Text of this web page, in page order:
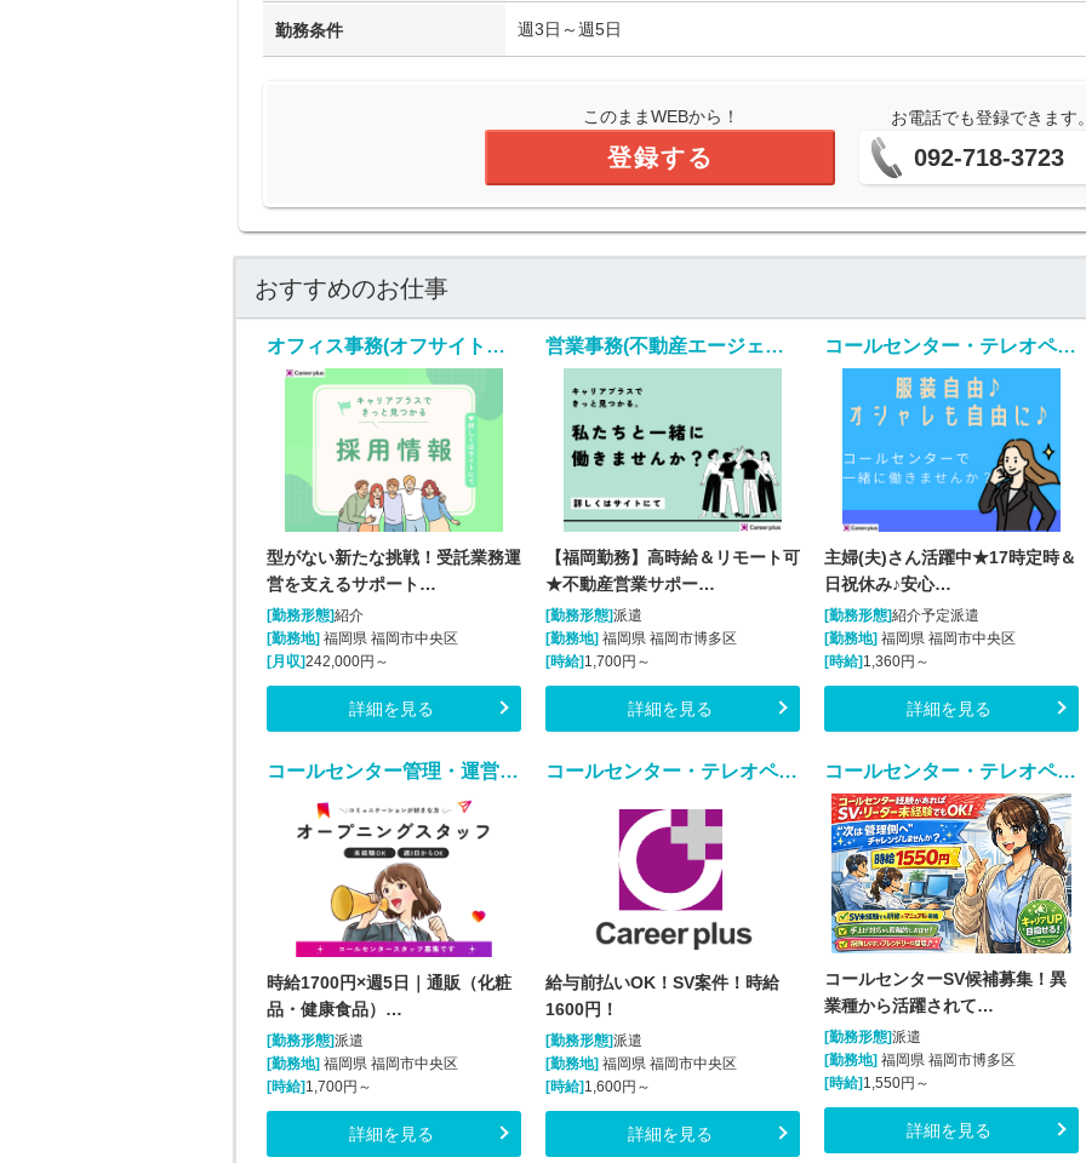
勤務条件 週3日～週5日
このままWEBから！
登録する
お電話でも登録できます。
092-718-3723
おすすめのお仕事
オフィス事務(オフサイトセンター運営スタッフ/随時入社/長期)
型がない新たな挑戦！受託業務運
営を支えるサポート…
[勤務形態]紹介
[勤務地] 福岡県 福岡市中央区
[月収]242,000円～
詳細を見る
営業事務(不動産エージェントの営業サポート/入社日応相談)
【福岡勤務】高時給＆リモート可
★不動産営業サポー…
[勤務形態]派遣
[勤務地] 福岡県 福岡市博多区
[時給] 1,700円～
詳細を見る
コールセンター・テレオペ（受信）(生命保険の契約者問い合わせ窓口/7月1日入社)
主婦(夫)さん活躍中★17時定時＆
日祝休み♪安心…
[勤務形態]紹介予定派遣
[勤務地] 福岡県 福岡市中央区
[時給] 1,360円～
詳細を見る
コールセンター管理・運営（SV・リーダー）(化粧品・サプリメント・健康食品問い合わせセンターのSV・LD)
時給1700円×週5日｜通販（化粧
品・健康食品）…
[勤務形態]派遣
[勤務地] 福岡県 福岡市中央区
[時給] 1,700円～
詳細を見る
コールセンター・テレオペ（受信）(業務用スマートフォンに関する紛失等問い合わせ窓口)
給与前払いOK！SV案件！時給
1600円！
[勤務形態]派遣
[勤務地] 福岡県 福岡市中央区
[時給] 1,600円～
詳細を見る
コールセンター・テレオペ（発信）(＼未経験から始める／コールセンターSV候補)
コールセンターSV候補募集！異
業種から活躍されて…
[勤務形態]派遣
[勤務地] 福岡県 福岡市博多区
[時給] 1,550円～
詳細を見る